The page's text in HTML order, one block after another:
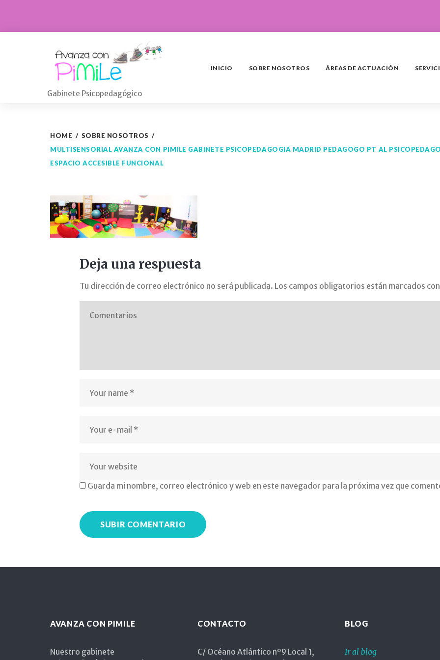
Gabinete Psicopedagógico
INICIO SOBRE NOSOTROS ÁREAS DE ACTUACIÓN
HOME / SOBRE NOSOTROS /
MULTISENSORIAL AVANZA CON PIMILE GABINETE PSICOPEDAGOGIA MADRID PEDAGOGO PT AL
ESPACIO ACCESIBLE FUNCIONAL
multisensorial
avanza
con
gabinete
psicopedagogia
madrid
pedagogo
psicopedagogo
Deja una respuesta
Tu dirección de correo electrónico no será publicada. Los campos obligatorios están marcados
Guarda mi nombre, correo electrónico y web en este navegador para la próxima vez que
AVANZA CON PIMILE
Nuestro gabinete
CONTACTO
C/ Océano Atlántico nº9 Local 1,
BLOG
Ir al blog